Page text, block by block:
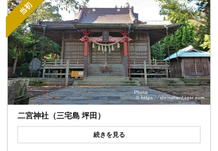
当初
二宮神社（三宅島 坪田）
続きを見る